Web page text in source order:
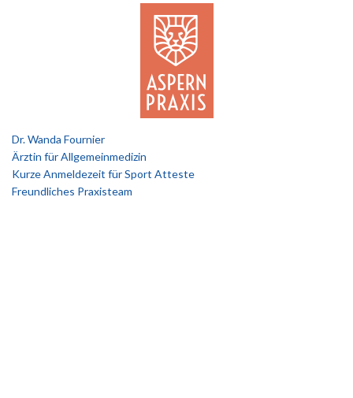
Dr. Wanda Fournier
Ärztin für Allgemeinmedizin
Kurze Anmeldezeit für Sport Atteste
Freundliches Praxisteam